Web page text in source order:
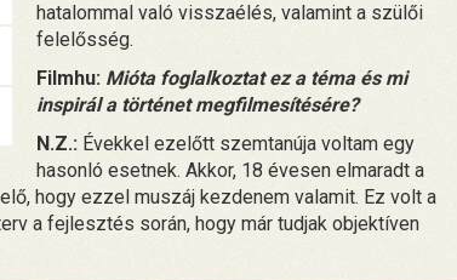
hatalommal való visszaélés, valamint a szülői
felelősség.
Filmhu: Mióta foglalkoztat ez a téma és mi
inspirál a történet megfilmesítésére?
N.Z.: Évekkel ezelőtt szemtanúja voltam egy
hasonló esetnek. Akkor, 18 évesen elmaradt a
hogy ezzel muszáj kezdenem valamit. Ez volt a
a fejlesztés során, hogy már tudjak objektíven